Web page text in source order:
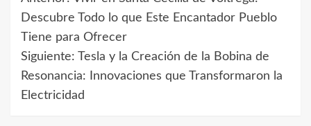
de
entradas
Descubre Todo lo que Este Encantador Pueblo
Tiene para Ofrecer
Siguiente: Tesla y la Creación de la Bobina de
Resonancia: Innovaciones que Transformaron la
Electricidad